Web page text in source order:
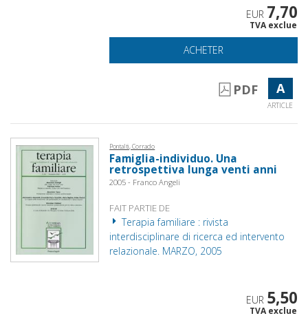
EUR 7,70
TVA exclue
ACHETER
PDF A
ARTICLE
Pontalti, Corrado
Famiglia-individuo. Una
retrospettiva lunga venti anni
2005 - Franco Angeli
FAIT PARTIE DE
Terapia familiare : rivista
interdisciplinare di ricerca ed intervento
relazionale. MARZO, 2005
EUR 5,50
TVA exclue